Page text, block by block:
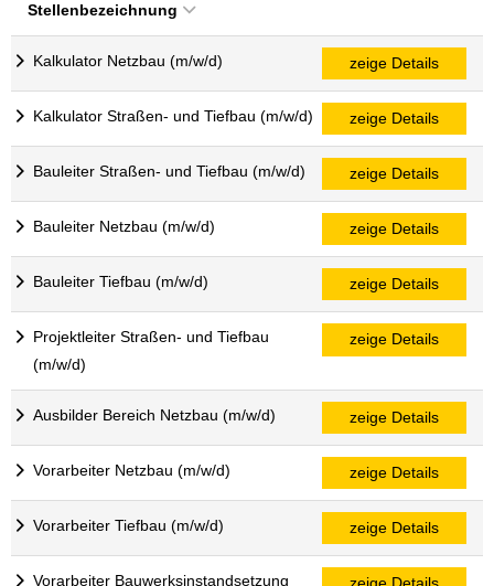
Stellenbezeichnung
Kalkulator Netzbau (m/w/d) zeige Details
Kalkulator Straßen- und Tiefbau (m/w/d) zeige Details
Bauleiter Straßen- und Tiefbau (m/w/d) zeige Details
Bauleiter Netzbau (m/w/d) zeige Details
Bauleiter Tiefbau (m/w/d) zeige Details
Projektleiter Straßen- und Tiefbau
(m/w/d)
zeige Details
Ausbilder Bereich Netzbau (m/w/d) zeige Details
Vorarbeiter Netzbau (m/w/d) zeige Details
Vorarbeiter Tiefbau (m/w/d) zeige Details
Vorarbeiter Bauwerksinstandsetzung